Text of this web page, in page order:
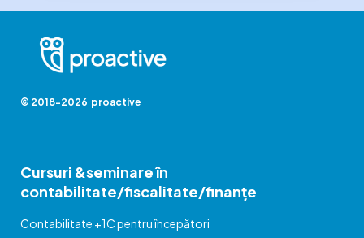
© 2018-2026 proactive
Cursuri &seminare în
contabilitate/fiscalitate/finanțe
Contabilitate +1C pentru începători